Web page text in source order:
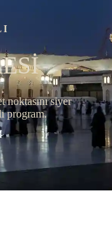
siyer
program.